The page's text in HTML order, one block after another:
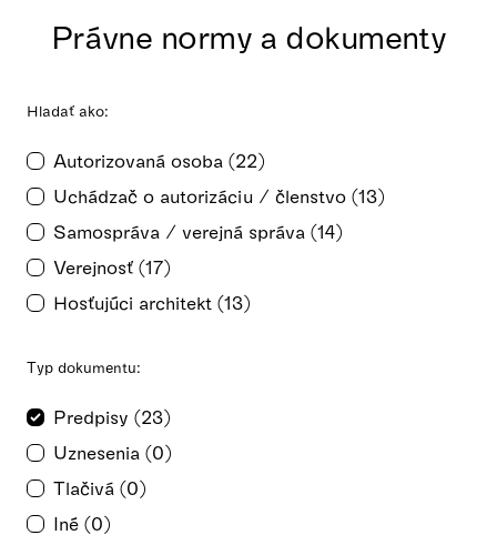
Právne normy a dokumenty
Hladať ako:
Autorizovaná osoba (22)
Uchádzač o autorizáciu / členstvo (13)
Samospráva / verejná správa (14)
Verejnosť (17)
Hosťujúci architekt (13)
Typ dokumentu:
Predpisy (23)
Uznesenia (0)
Tlačivá (0)
Iné (0)